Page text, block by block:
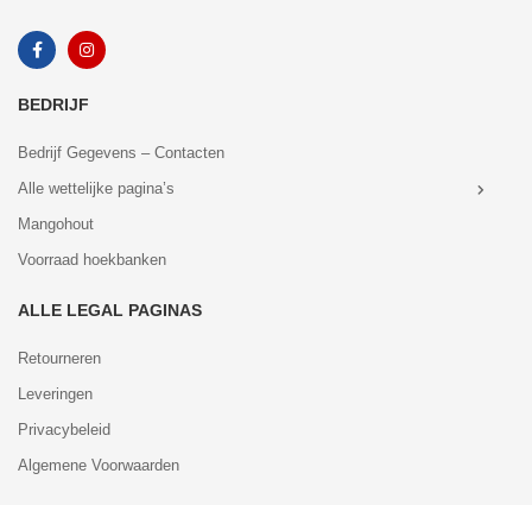
BEDRIJF
Bedrijf Gegevens – Contacten
Alle wettelijke pagina’s
Mangohout
Voorraad hoekbanken
ALLE LEGAL PAGINAS
Retourneren
Leveringen
Privacybeleid
Algemene Voorwaarden